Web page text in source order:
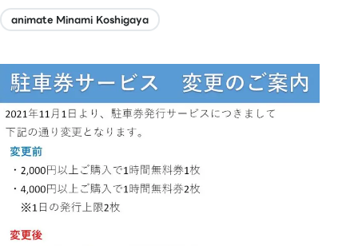
animate Minami Koshigaya